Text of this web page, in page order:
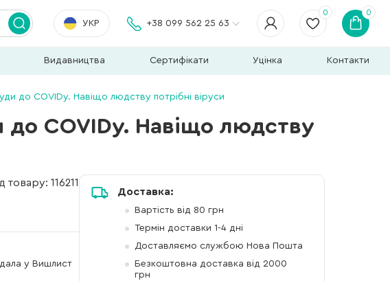
УКР +38 099 562 25 63
0 0
Видавництва Сертифікати Уцінка Контакти
до COVIDу. Навіщо людству потрібні віруси
до COVIDу. Навіщо людству
товару: 116211
у Вишлист
Доставка:
Вартість від 80 грн
Термін доставки 1-4 дні
Доставляємо службою Нова Пошта
Безкоштовна доставка від 2000
грн